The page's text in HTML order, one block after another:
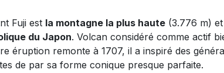
Fuji est la montagne la plus haute (3.776 m) et
du Japon. Volcan considéré comme actif
éruption remonte à 1707, il a inspiré des
de par sa forme conique presque parfaite.